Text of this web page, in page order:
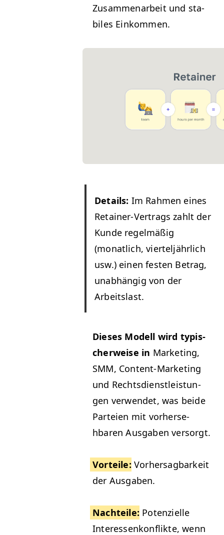
Zusam­me­nar­beit und sta­
biles Einkommen.
Details: Im Rah­men eines
Retain­er-Ver­trags zahlt der
Kunde regelmäßig
(monatlich, vierteljährlich
usw.) einen fes­ten Betrag,
unab­hängig von der
Arbeitslast.
Dieses Mod­ell wird typ­is­
cher­weise in Mar­ket­ing,
SMM, Con­tent-Mar­ket­ing
und Rechts­di­en­stleis­tun­
gen ver­wen­det, was bei­de
Parteien mit vorherse­
hbaren Aus­gaben versorgt.
Vorteile: Vorher­sag­barkeit
der Ausgaben.
Nachteile: Poten­zielle
Inter­essenkon­flik­te, wenn